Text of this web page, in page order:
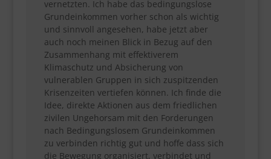
vernetzten. Ich habe das bedingungslose
Grundeinkommen vorher schon als wichtig
und sinnvoll angesehen, habe jetzt aber
auch noch meinen Blick in Bezug auf den
Zusammenhang mit effektiverem
Klimaschutz und Absicherung von
vulnerablen Gruppen in sich zuspitzenden
Krisenzeiten vertiefen können. Ich finde die
Idee, direkte Aktionen aus dem friedlichen
zivilen Ungehorsam mit den Forderungen
nach Bedingungslosem Grundeinkommen
zu verbinden richtig gut und hoffe dass sich
die Bewegung organisiert, verbindet und